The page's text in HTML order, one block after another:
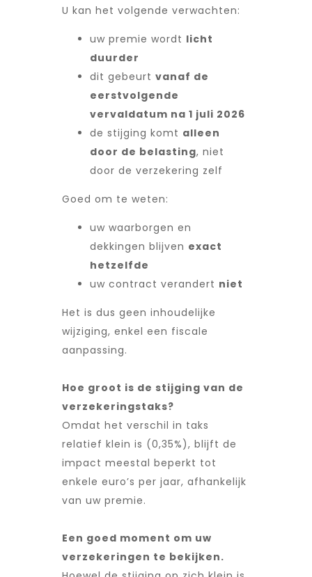
U kan het volgende verwachten:
uw premie wordt licht
duurder
dit gebeurt vanaf de
eerstvolgende
vervaldatum na 1 juli 2026
de stijging komt alleen
door de belasting, niet
door de verzekering zelf
Goed om te weten:
uw waarborgen en
dekkingen blijven exact
hetzelfde
uw contract verandert niet
Het is dus geen inhoudelijke
wijziging, enkel een fiscale
aanpassing.
Hoe groot is de stijging van de
verzekeringstaks?
Omdat het verschil in taks
relatief klein is (0,35%), blijft de
impact meestal beperkt tot
enkele euro’s per jaar, afhankelijk
van uw premie.
Een goed moment om uw
verzekeringen te bekijken.